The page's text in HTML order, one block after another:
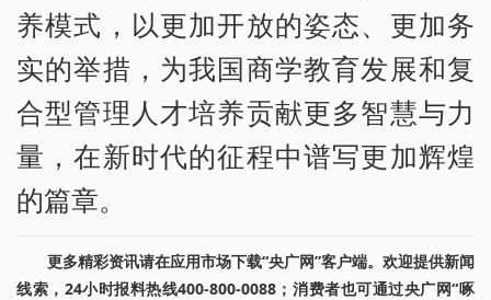
养模式，以更加开放的姿态、更加务
实的举措，为我国商学教育发展和复
合型管理人才培养贡献更多智慧与力
量，在新时代的征程中谱写更加辉煌
的篇章。
更多精彩资讯请在应用市场下载“央广网”客户端。欢迎提供新闻
线索，24小时报料热线400-800-0088；消费者也可通过央广网“啄